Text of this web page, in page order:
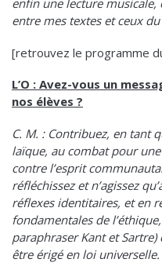
entre mes textes et ceux
[retrouvez le programme
L’O : Avez-vous un
nos élèves ?
C. M. : Contribuez, en tant
laïque, au combat pour
contre l’esprit
réfléchissez et n’agissez
réflexes identitaires, et en
fondamentales de
paraphraser Kant et
être érigé en loi universelle.